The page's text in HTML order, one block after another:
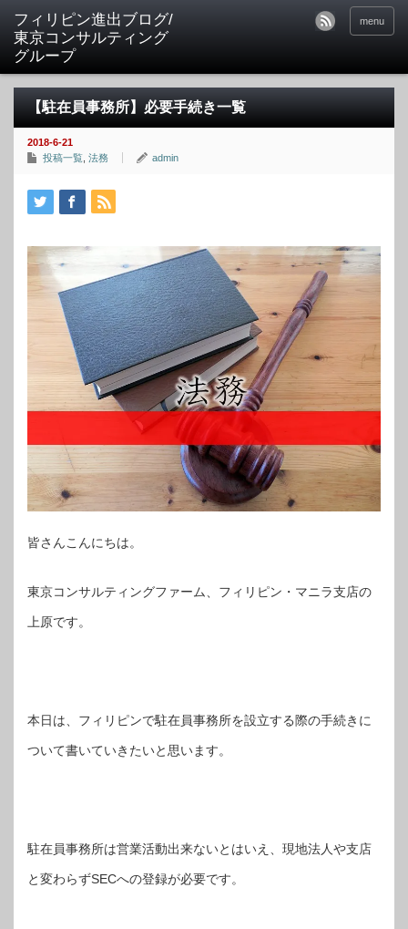
フィリピン進出ブログ/
東京コンサルティング
グループ
menu
【駐在員事務所】必要手続き一覧
2018-6-21
投稿一覧 法務 admin
皆さんこんにちは。
東京コンサルティングファーム、フィリピン・マニラ支店の
上原です。
本日は、フィリピンで駐在員事務所を設立する際の手続きに
ついて書いていきたいと思います。
駐在員事務所は営業活動出来ないとはいえ、現地法人や支店
と変わらずSECへの登録が必要です。